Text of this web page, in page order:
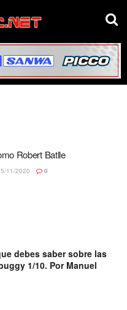
Robert Batlle
11/2020 0
debes saber sobre las
1/10. Por Manuel